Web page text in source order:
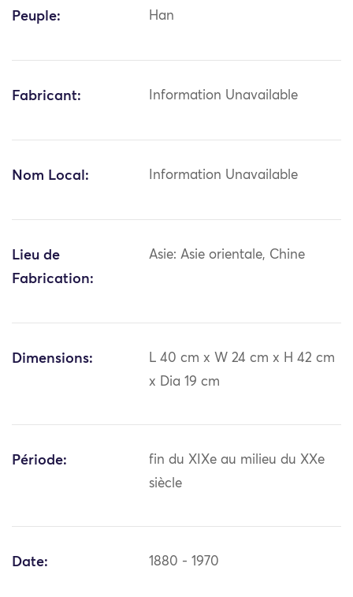
Peuple: Han
Fabricant: Information Unavailable
Nom Local: Information Unavailable
Lieu de
Fabrication:
Asie: Asie orientale, Chine
Dimensions:
L 40 cm x W 24 cm x H 42 cm
x Dia 19 cm
Période:
fin du XIXe au milieu du XXe
siècle
Date: 1880 - 1970